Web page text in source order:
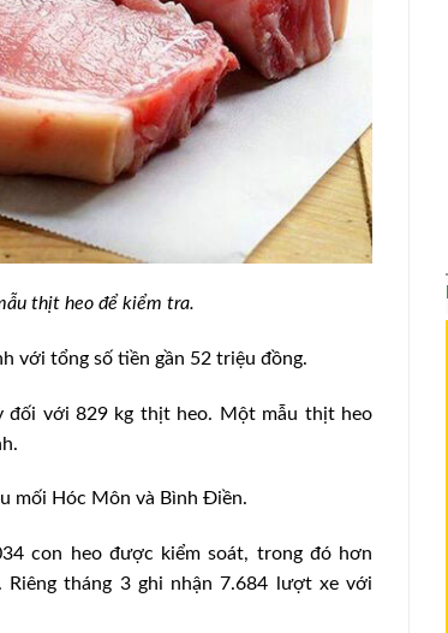
thịt heo để kiểm tra.
với tổng số tiền gần 52 triệu đồng.
đối với 829 kg thịt heo. Một mẫu thịt heo
mối Hóc Môn và Bình Điền.
con heo được kiểm soát, trong đó hơn
tháng 3 ghi nhận 7.684 lượt xe với
Hưng Yên: Bảo đảm nguồn cung gia
súc, gia cầm phục vụ thị trường Tết